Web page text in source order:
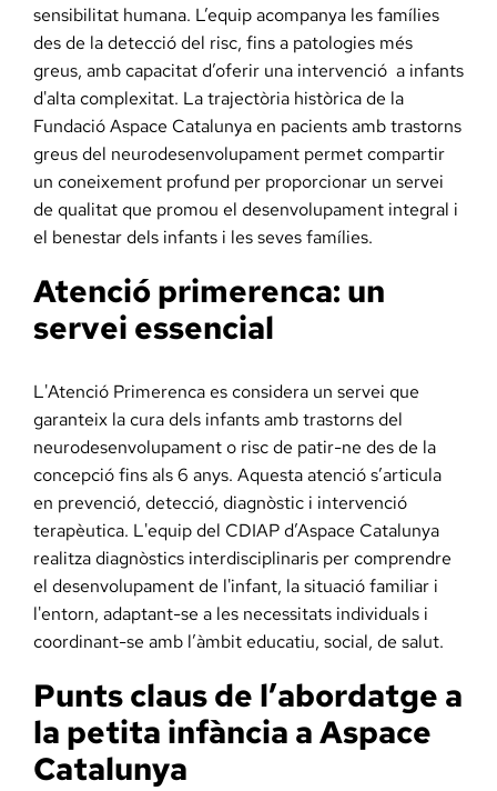
sensibilitat humana. L’equip acompanya les famílies
des de la detecció del risc, fins a patologies més
greus, amb capacitat d’oferir una intervenció a infants
d'alta complexitat. La trajectòria històrica de la
Fundació Aspace Catalunya en pacients amb trastorns
greus del neurodesenvolupament permet compartir
un coneixement profund per proporcionar un servei
de qualitat que promou el desenvolupament integral i
el benestar dels infants i les seves famílies.
Atenció primerenca: un
servei essencial
L'Atenció Primerenca es considera un servei que
garanteix la cura dels infants amb trastorns del
neurodesenvolupament o risc de patir-ne des de la
concepció fins als 6 anys. Aquesta atenció s’articula
en prevenció, detecció, diagnòstic i intervenció
terapèutica. L'equip del CDIAP d’Aspace Catalunya
realitza diagnòstics interdisciplinaris per comprendre
el desenvolupament de l'infant, la situació familiar i
l'entorn, adaptant-se a les necessitats individuals i
coordinant-se amb l’àmbit educatiu, social, de salut.
Punts claus de l’abordatge a
la petita infància a Aspace
Catalunya